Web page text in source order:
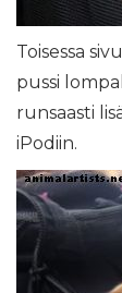
Toisessa
pussi
runsaasti
iPodiin.